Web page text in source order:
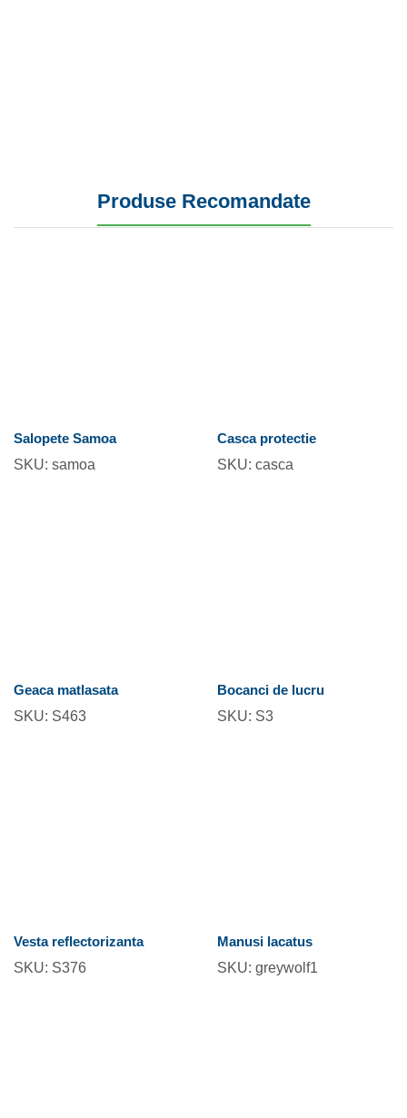
Produse Recomandate
Salopete Samoa
SKU: samoa
Casca protectie
SKU: casca
Geaca matlasata
SKU: S463
Bocanci de lucru
SKU: S3
Vesta reflectorizanta
SKU: S376
Manusi lacatus
SKU: greywolf1